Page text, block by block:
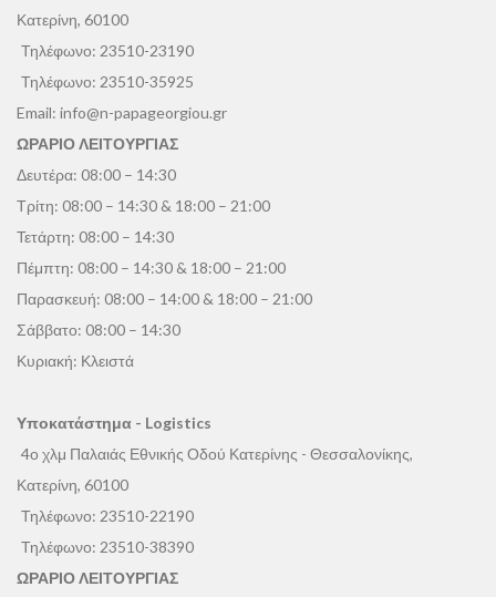
Κατερίνη, 60100
Τηλέφωνο: 23510-23190
Τηλέφωνο: 23510-35925
Email: info@n-papageorgiou.gr
ΩΡΑΡΙΟ ΛΕΙΤΟΥΡΓΙΑΣ
Δευτέρα: 08:00 – 14:30
Τρίτη: 08:00 – 14:30 & 18:00 – 21:00
Τετάρτη: 08:00 – 14:30
Πέμπτη: 08:00 – 14:30 & 18:00 – 21:00
Παρασκευή: 08:00 – 14:00 & 18:00 – 21:00
Σάββατο: 08:00 – 14:30
Κυριακή: Κλειστά
Υποκατάστημα - Logistics
4ο χλμ Παλαιάς Εθνικής Οδού Κατερίνης - Θεσσαλονίκης,
Κατερίνη, 60100
Τηλέφωνο: 23510-22190
Τηλέφωνο: 23510-38390
ΩΡΑΡΙΟ ΛΕΙΤΟΥΡΓΙΑΣ